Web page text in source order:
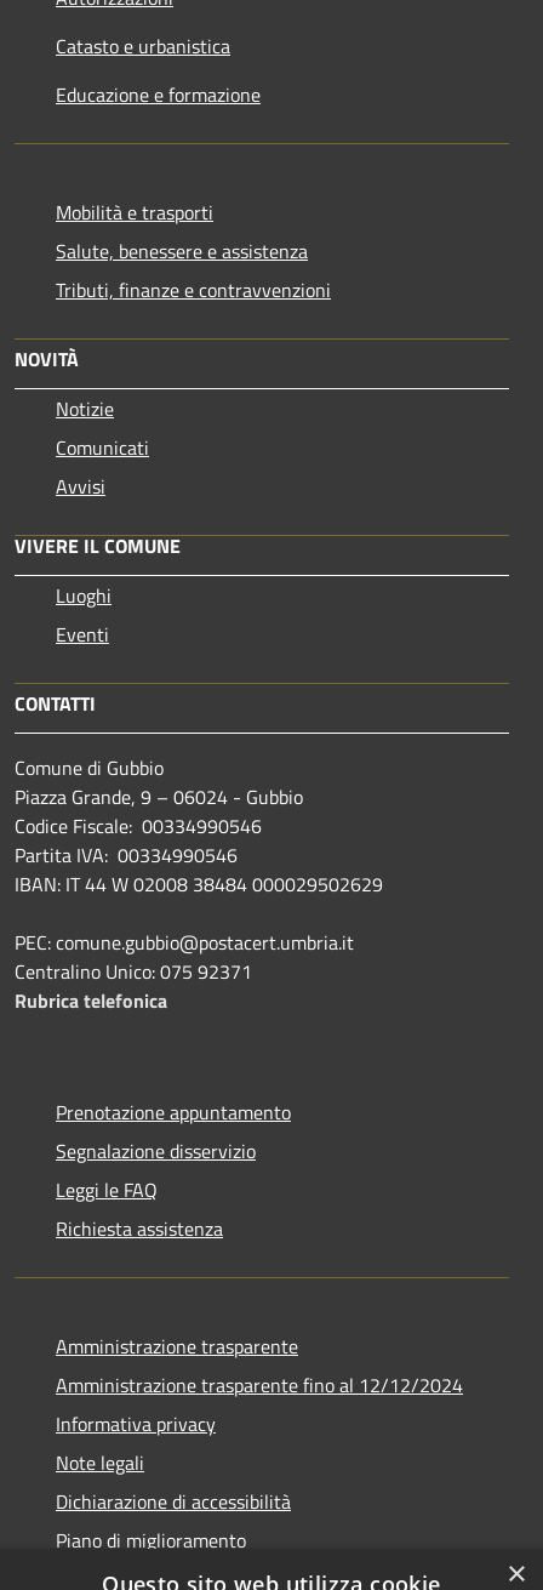
Catasto e urbanistica
Educazione e formazione
Mobilità e trasporti
Salute, benessere e assistenza
Tributi, finanze e contravvenzioni
NOVITÀ
Notizie
Comunicati
Avvisi
VIVERE IL COMUNE
Luoghi
Eventi
CONTATTI
Comune di Gubbio
Piazza Grande, 9 – 06024 - Gubbio
Codice Fiscale: 00334990546
Partita IVA: 00334990546
IBAN: IT 44 W 02008 38484 000029502629
PEC: comune.gubbio@postacert.umbria.it
Centralino Unico: 075 92371
Rubrica telefonica
Prenotazione appuntamento
Segnalazione disservizio
Leggi le FAQ
Richiesta assistenza
Amministrazione trasparente
Amministrazione trasparente fino al 12/12/2024
Informativa privacy
Note legali
Dichiarazione di accessibilità
Piano di miglioramento
×
Questo sito web utilizza cookie